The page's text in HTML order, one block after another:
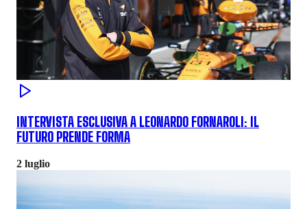
INTERVISTA ESCLUSIVA A LEONARDO FORNAROLI: IL
FUTURO PRENDE FORMA
2 luglio